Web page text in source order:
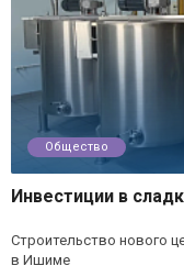
Общество
Инвестиции в
Строительство нового
в Ишиме